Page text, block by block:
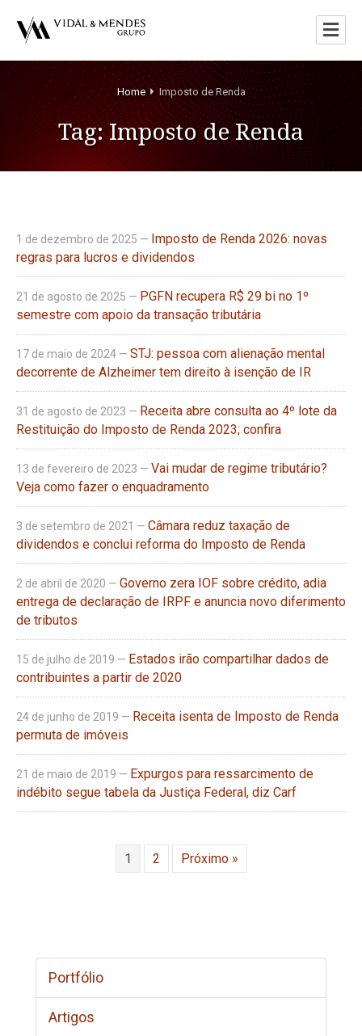
Home Imposto de Renda
Tag:Imposto de Renda
Portfólio
Artigos
1 de dezembro de 2025 — Imposto de Renda 2026: novas
regras para lucros e dividendos
21 de agosto de 2025 — PGFN recupera R$ 29 bi no 1º
semestre com apoio da transação tributária
17 de maio de 2024 — STJ: pessoa com alienação mental
decorrente de Alzheimer tem direito à isenção de IR
31 de agosto de 2023 — Receita abre consulta ao 4º lote da
Restituição do Imposto de Renda 2023; confira
13 de fevereiro de 2023 — Vai mudar de regime tributário?
Veja como fazer o enquadramento
3 de setembro de 2021 — Câmara reduz taxação de
dividendos e conclui reforma do Imposto de Renda
2 de abril de 2020 — Governo zera IOF sobre crédito, adia
entrega de declaração de IRPF e anuncia novo diferimento
de tributos
15 de julho de 2019 — Estados irão compartilhar dados de
contribuintes a partir de 2020
24 de junho de 2019 — Receita isenta de Imposto de Renda
permuta de imóveis
21 de maio de 2019 — Expurgos para ressarcimento de
indébito segue tabela da Justiça Federal, diz Carf
1 2 Próximo »